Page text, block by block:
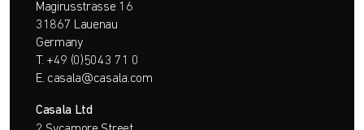
Magirusstrasse 16
31867 Lauenau
Germany
T. +49 (0)5043 71 0
E. casala@casala.com
Casala Ltd